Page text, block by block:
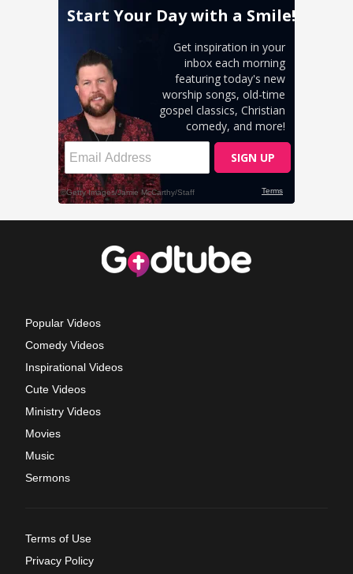
Popular Videos
Comedy Videos
Inspirational Videos
Cute Videos
Ministry Videos
Movies
Music
Sermons
Terms of Use
Privacy Policy